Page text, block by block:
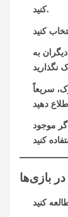
کنید.
به
سریعاً
موجود
بازی‌ها